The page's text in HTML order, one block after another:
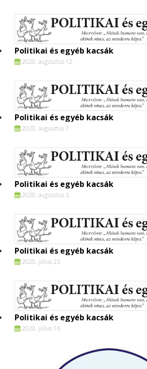
Politikai és egyéb kacsák
2020. augusztus 12.
Politikai és egyéb kacsák
2020. augusztus 7.
Politikai és egyéb kacsák
2020. augusztus 3.
Politikai és egyéb kacsák
2020. július 23.
Politikai és egyéb kacsák
2020. július 16.